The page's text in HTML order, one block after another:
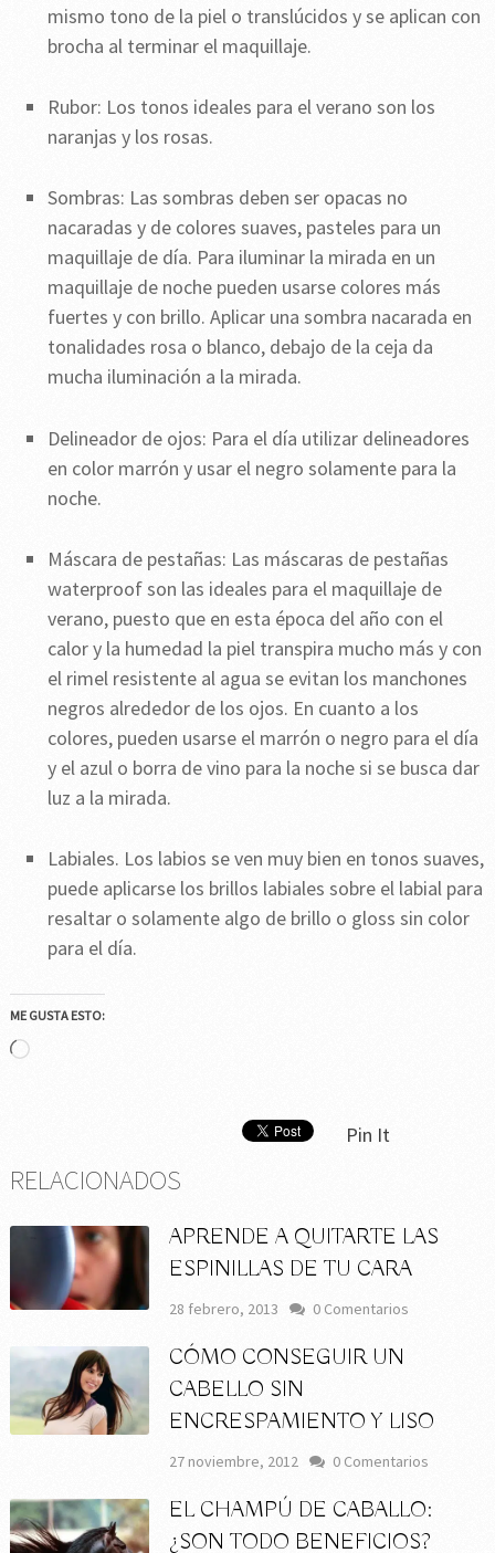
mismo tono de la piel o translúcidos y se aplican con
brocha al terminar el maquillaje.
Rubor: Los tonos ideales para el verano son los
naranjas y los rosas.
Sombras: Las sombras deben ser opacas no
nacaradas y de colores suaves, pasteles para un
maquillaje de día. Para iluminar la mirada en un
maquillaje de noche pueden usarse colores más
fuertes y con brillo. Aplicar una sombra nacarada en
tonalidades rosa o blanco, debajo de la ceja da
mucha iluminación a la mirada.
Delineador de ojos: Para el día utilizar delineadores
en color marrón y usar el negro solamente para la
noche.
Máscara de pestañas: Las máscaras de pestañas
waterproof son las ideales para el maquillaje de
verano, puesto que en esta época del año con el
calor y la humedad la piel transpira mucho más y con
el rimel resistente al agua se evitan los manchones
negros alrededor de los ojos. En cuanto a los
colores, pueden usarse el marrón o negro para el día
y el azul o borra de vino para la noche si se busca dar
luz a la mirada.
Labiales. Los labios se ven muy bien en tonos suaves,
puede aplicarse los brillos labiales sobre el labial para
resaltar o solamente algo de brillo o gloss sin color
para el día.
ME GUSTA ESTO:
Cargando...
Pin It
RELACIONADOS
APRENDE A QUITARTE LAS
ESPINILLAS DE TU CARA
28 febrero, 2013 0 Comentarios
CÓMO CONSEGUIR UN
CABELLO SIN
ENCRESPAMIENTO Y LISO
27 noviembre, 2012 0 Comentarios
EL CHAMPÚ DE CABALLO:
¿SON TODO BENEFICIOS?